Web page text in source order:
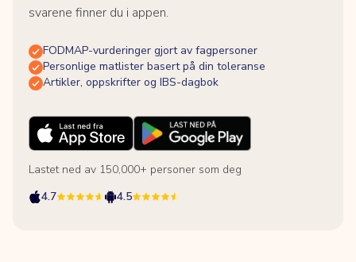
svarene finner du i appen.
FODMAP-vurderinger gjort av fagpersoner
Personlige matlister basert på din toleranse
Artikler, oppskrifter og IBS-dagbok
Lastet ned av 150,000+ personer som deg
4.7
4.5